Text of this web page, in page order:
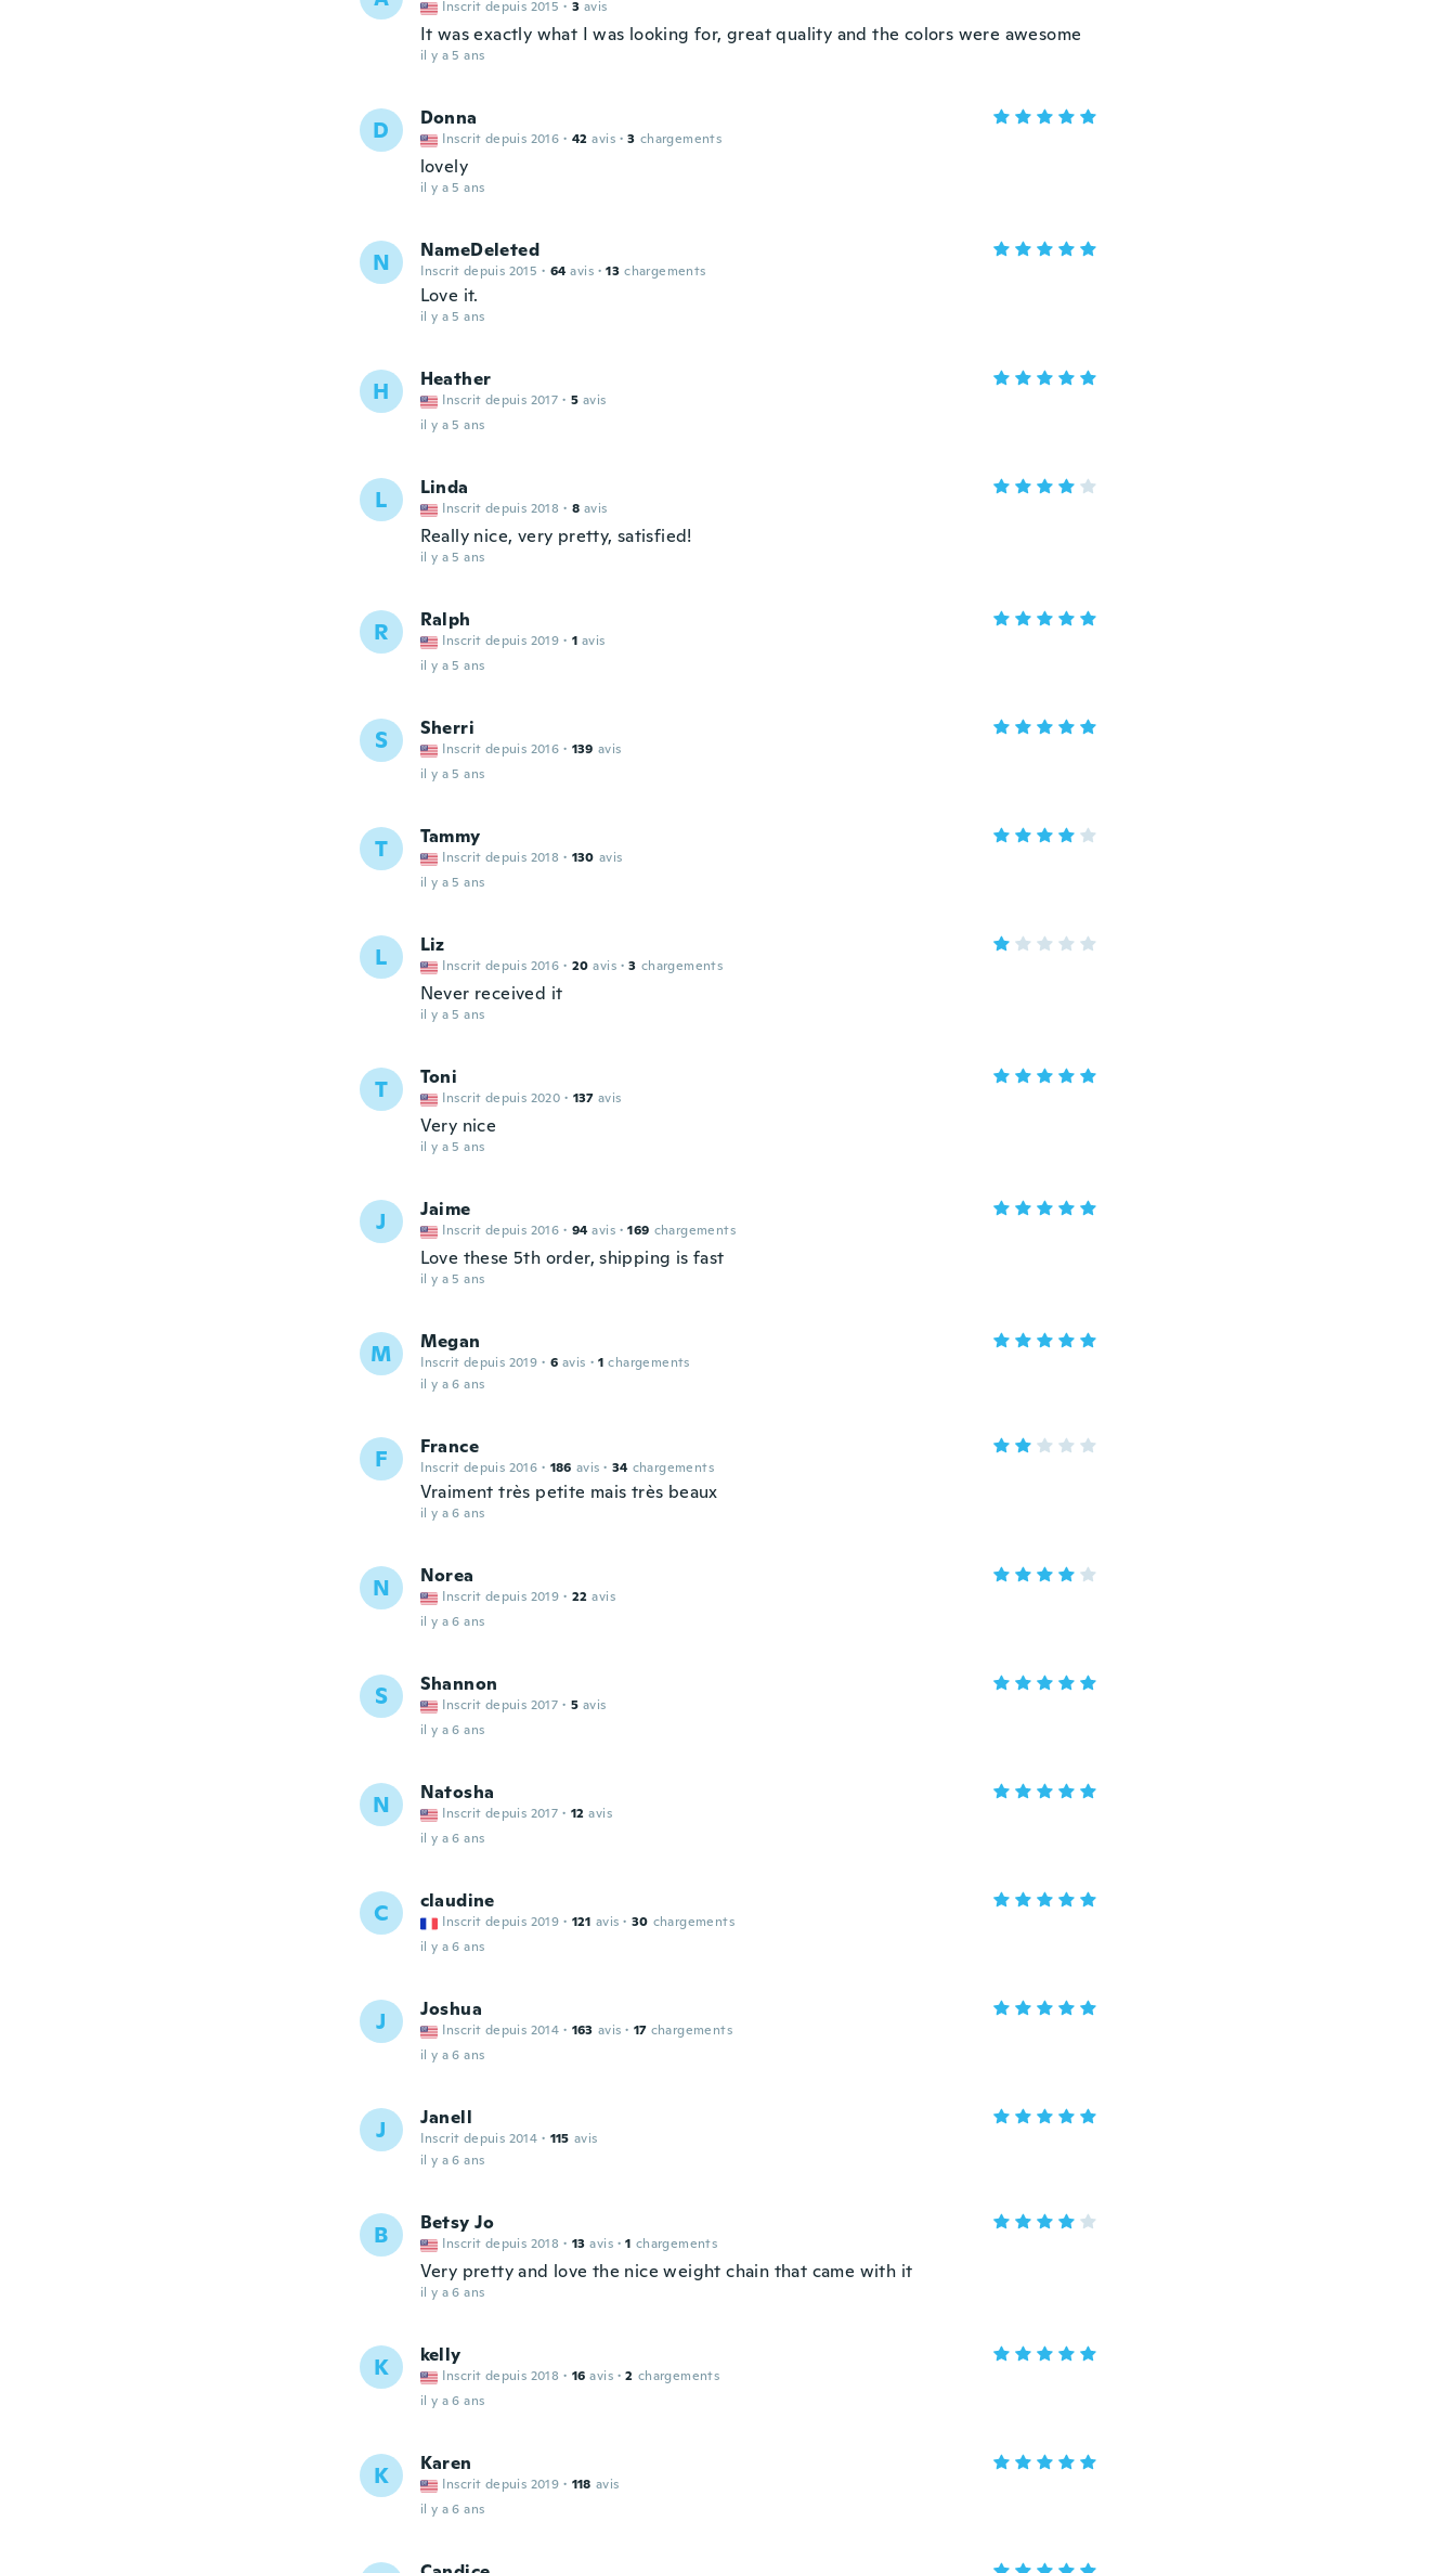
Inscrit depuis 2015 · 3 avis
It was exactly what I was looking for, great quality and the colors were awesome
il y a 5 ans
D Donna
Inscrit depuis 2016 · 42 avis · 3 chargements
lovely
il y a 5 ans
N NameDeleted
Inscrit depuis 2015 · 64 avis · 13 chargements
Love it.
il y a 5 ans
H Heather
Inscrit depuis 2017 · 5 avis
il y a 5 ans
L Linda
Inscrit depuis 2018 · 8 avis
Really nice, very pretty, satisfied!
il y a 5 ans
R Ralph
Inscrit depuis 2019 · 1 avis
il y a 5 ans
S Sherri
Inscrit depuis 2016 · 139 avis
il y a 5 ans
T Tammy
Inscrit depuis 2018 · 130 avis
il y a 5 ans
L Liz
Inscrit depuis 2016 · 20 avis · 3 chargements
Never received it
il y a 5 ans
T Toni
Inscrit depuis 2020 · 137 avis
Very nice
il y a 5 ans
J Jaime
Inscrit depuis 2016 · 94 avis · 169 chargements
Love these 5th order, shipping is fast
il y a 5 ans
M Megan
Inscrit depuis 2019 · 6 avis · 1 chargements
il y a 6 ans
F France
Inscrit depuis 2016 · 186 avis · 34 chargements
Vraiment très petite mais très beaux
il y a 6 ans
N Norea
Inscrit depuis 2019 · 22 avis
il y a 6 ans
S Shannon
Inscrit depuis 2017 · 5 avis
il y a 6 ans
N Natosha
Inscrit depuis 2017 · 12 avis
il y a 6 ans
C claudine
Inscrit depuis 2019 · 121 avis · 30 chargements
il y a 6 ans
J Joshua
Inscrit depuis 2014 · 163 avis · 17 chargements
il y a 6 ans
J Janell
Inscrit depuis 2014 · 115 avis
il y a 6 ans
B Betsy Jo
Inscrit depuis 2018 · 13 avis · 1 chargements
Very pretty and love the nice weight chain that came with it
il y a 6 ans
K kelly
Inscrit depuis 2018 · 16 avis · 2 chargements
il y a 6 ans
K Karen
Inscrit depuis 2019 · 118 avis
il y a 6 ans